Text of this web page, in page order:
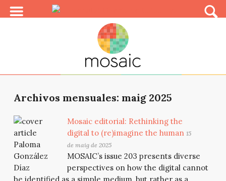
Archivos mensuales: maig 2025
Mosaic editorial: Rethinking the
digital to (re)imagine the human 15
de maig de 2025
MOSAIC’s issue 203 presents diverse
perspectives on how the digital cannot
be identified as a simple medium, but rather as a